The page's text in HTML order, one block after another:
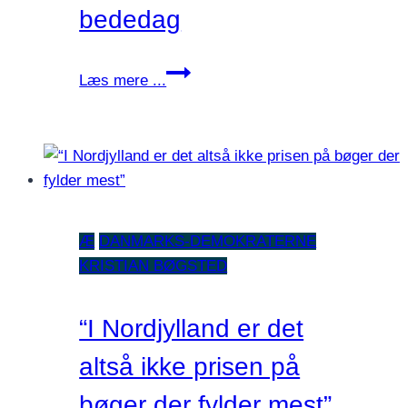
bededag
Læs mere ...
Koranlov,
genindførsel
Æ DANMARKS-DEMOKRATERNE
KRISTIAN BØGSTED
“I Nordjylland er det
altså ikke prisen på